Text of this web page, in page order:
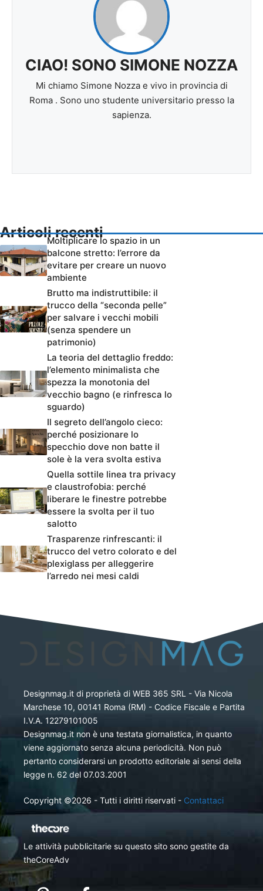
CIAO! SONO SIMONE NOZZA
Mi chiamo Simone Nozza e vivo in provincia di
Roma . Sono uno studente universitario presso la
sapienza.
Articoli recenti
Moltiplicare lo spazio in un
balcone stretto: l’errore da
evitare per creare un nuovo
ambiente
Brutto ma indistruttibile: il
trucco della “seconda pelle”
per salvare i vecchi mobili
(senza spendere un
patrimonio)
La teoria del dettaglio freddo:
l’elemento minimalista che
spezza la monotonia del
vecchio bagno (e rinfresca lo
sguardo)
Il segreto dell’angolo cieco:
perché posizionare lo
specchio dove non batte il
sole è la vera svolta estiva
Quella sottile linea tra privacy
e claustrofobia: perché
liberare le finestre potrebbe
essere la svolta per il tuo
salotto
Trasparenze rinfrescanti: il
trucco del vetro colorato e del
plexiglass per alleggerire
l’arredo nei mesi caldi
Designmag.it di proprietà di WEB 365 SRL - Via Nicola
Marchese 10, 00141 Roma (RM) - Codice Fiscale e Partita
I.V.A. 12279101005
Designmag.it non è una testata giornalistica, in quanto
viene aggiornato senza alcuna periodicità. Non può
pertanto considerarsi un prodotto editoriale ai sensi della
legge n. 62 del 07.03.2001
Copyright ©2026 - Tutti i diritti riservati - Contattaci
Le attività pubblicitarie su questo sito sono gestite da
theCoreAdv